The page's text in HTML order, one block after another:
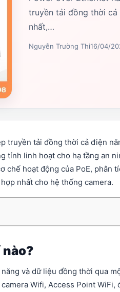
truyền tải đồng thời
nhất,…
Nguyễn Trường Thi16/04/
truyền tải đồng thời cả điện
tính linh hoạt cho hạ tầng an
chế hoạt động của PoE, phân
nhất cho hệ thống camera.
nào?
và dữ liệu đồng thời qua
Wifi, Access Point WiFi,